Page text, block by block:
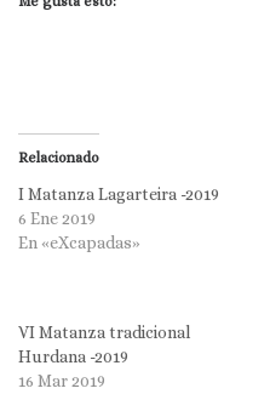
Relacionado
I Matanza Lagarteira -2019
6 Ene 2019
En «eXcapadas»
VI Matanza tradicional
Hurdana -2019
16 Mar 2019